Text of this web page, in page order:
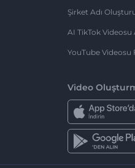
Şirket Adı
AI TikTok Videosu
YouTube Videosu
Video